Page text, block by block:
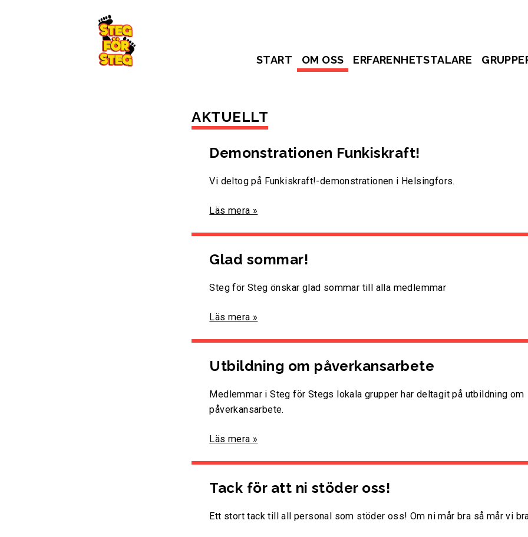
START OM OSS ERFARENHETSTALARE
AKTUELLT
Demonstrationen Funkiskraft!
Vi deltog på Funkiskraft!-demonstrationen i Helsingfors.
Läs mera »
Glad sommar!
Steg för Steg önskar glad sommar till alla medlemmar
Läs mera »
Utbildning om påverkansarbete
Medlemmar i Steg för Stegs lokala grupper har deltagit på utbildning om
påverkansarbete.
Läs mera »
Tack för att ni stöder oss!
Ett stort tack till all personal som stöder oss! Om ni mår bra så mår vi